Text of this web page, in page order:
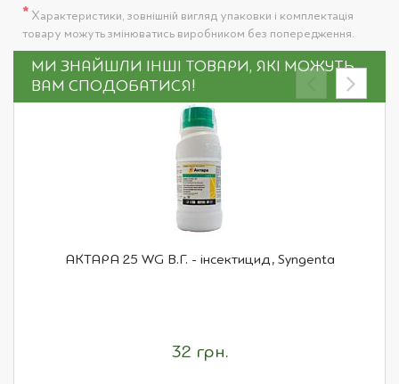
* Характеристики, зовнішній вигляд упаковки і комплектація
товару можуть змінюватись виробником без попередження.
МИ ЗНАЙШЛИ ІНШІ ТОВАРИ, ЯКІ МОЖУТЬ
ВАМ СПОДОБАТИСЯ!
АКТАРА 25 WG В.Г. - інсектицид, Syngenta
32 грн.